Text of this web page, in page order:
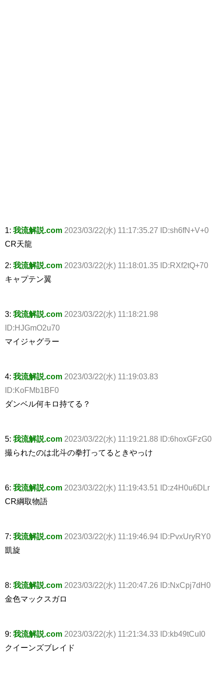
1: 我流解説.com 2023/03/22(水) 11:17:35.27 ID:sh6fN+V+0
CR天龍
2: 我流解説.com 2023/03/22(水) 11:18:01.35 ID:RXf2tQ+70
キャプテン翼
3: 我流解説.com 2023/03/22(水) 11:18:21.98
ID:HJGmO2u70
マイジャグラー
4: 我流解説.com 2023/03/22(水) 11:19:03.83
ID:KoFMb1BF0
ダンベル何キロ持てる？
5: 我流解説.com 2023/03/22(水) 11:19:21.88 ID:6hoxGFzG0
撮られたのは北斗の拳打ってるときやっけ
6: 我流解説.com 2023/03/22(水) 11:19:43.51 ID:z4H0u6DLr
CR綱取物語
7: 我流解説.com 2023/03/22(水) 11:19:46.94 ID:PvxUryRY0
凱旋
8: 我流解説.com 2023/03/22(水) 11:20:47.26 ID:NxCpj7dH0
金色マックスガロ
9: 我流解説.com 2023/03/22(水) 11:21:34.33 ID:kb49tCuI0
クイーンズブレイド